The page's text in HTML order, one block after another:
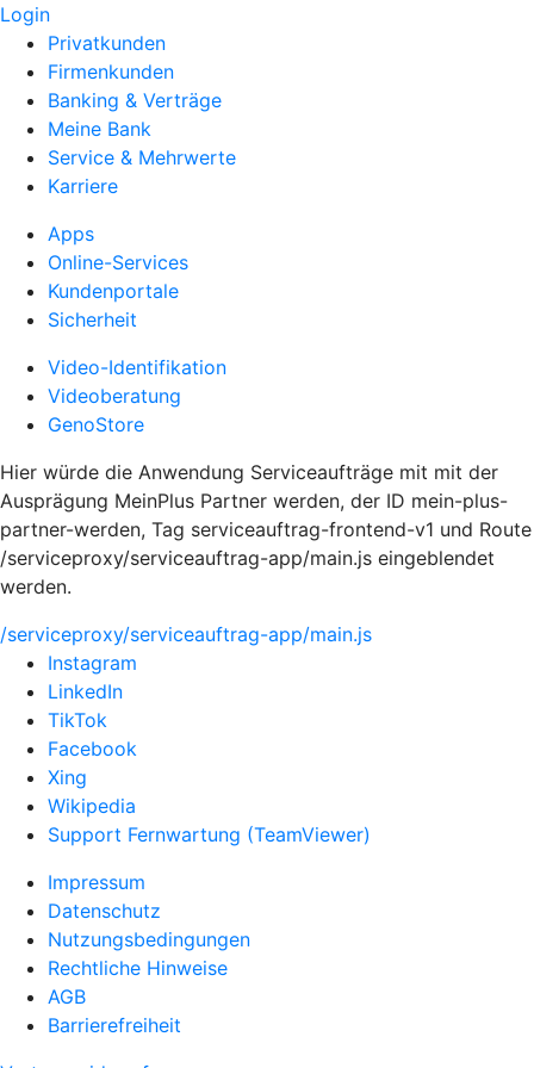
Login
Privatkunden
Firmenkunden
Banking & Verträge
Meine Bank
Service & Mehrwerte
Karriere
Apps
Online-Services
Kundenportale
Sicherheit
Video-Identifikation
Videoberatung
GenoStore
Hier würde die Anwendung Serviceaufträge mit mit der
Ausprägung MeinPlus Partner werden, der ID mein-plus-
partner-werden, Tag serviceauftrag-frontend-v1 und Route
/serviceproxy/serviceauftrag-app/main.js eingeblendet
werden.
/serviceproxy/serviceauftrag-app/main.js
Instagram
LinkedIn
TikTok
Facebook
Xing
Wikipedia
Support Fernwartung (TeamViewer)
Impressum
Datenschutz
Nutzungsbedingungen
Rechtliche Hinweise
AGB
Barrierefreiheit